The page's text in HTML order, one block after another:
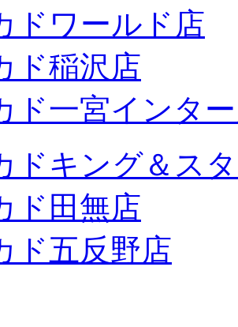
ドワールド店
ド稲沢店
ド一宮インタ
ドキング＆ス
ド田無店
ド五反野店